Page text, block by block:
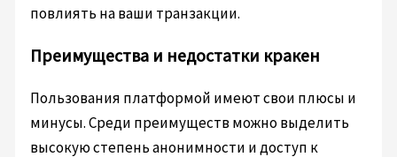
повлиять на ваши транзакции.
Преимущества и недостатки кракен
Пользования платформой имеют свои плюсы и
минусы. Среди преимуществ можно выделить
высокую степень анонимности и доступ к